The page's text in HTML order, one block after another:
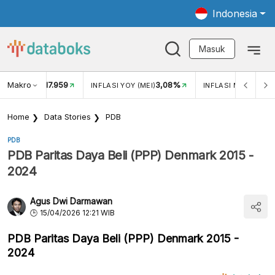
Indonesia
Masuk
Makro
USD/IDR 17.959 INFLASI YOY (MEI)3,08% INFLASI MOM (MEI)
Home Data Stories PDB
PDB
PDB Paritas Daya Beli (PPP) Denmark 2015 -
2024
Agus Dwi Darmawan
15/04/2026 12:21 WIB
PDB Paritas Daya Beli (PPP) Denmark 2015 -
2024